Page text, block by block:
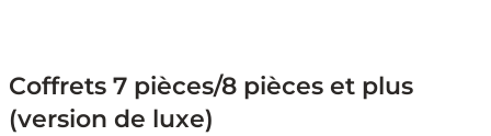
Coffrets 7 pièces/8 pièces et plus
(version de luxe)